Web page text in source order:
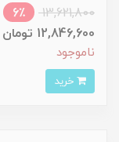
13,621,800
6٪
12,846,600 تومان
ناموجود